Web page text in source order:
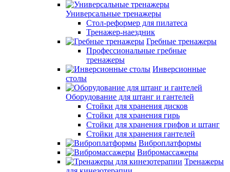
Универсальные тренажеры
Стол-реформер для пилатеса
Тренажер-наездник
Гребные тренажеры
Профессиональные гребные
тренажеры
Инверсионные
столы
Оборудование для штанг и гантелей
Стойки для хранения дисков
Стойки для хранения гирь
Стойки для хранения грифов и штанг
Стойки для хранения гантелей
Виброплатформы
Вибромассажеры
Тренажеры